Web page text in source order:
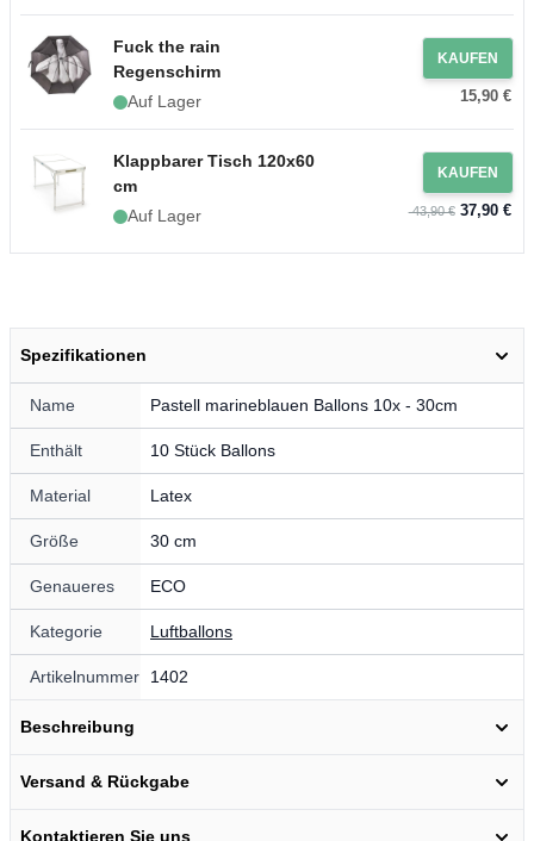
Fuck the rain
Regenschirm
Auf Lager
KAUFEN
15,90 €
Klappbarer Tisch 120x60
cm
Auf Lager
KAUFEN
43,90 €37,90 €
Spezifikationen
Name Pastell marineblauen Ballons 10x - 30cm
Enthält 10 Stück Ballons
Material Latex
Größe 30 cm
Genaueres ECO
Kategorie Luftballons
Artikelnummer 1402
Beschreibung
Versand & Rückgabe
Kontaktieren Sie uns